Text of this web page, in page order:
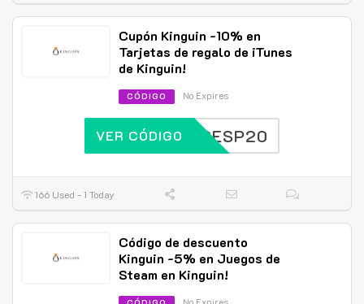
Cupón Kinguin -10% en
Tarjetas de regalo de iTunes
de Kinguin!
CÓDIGO No Expires
KGESP20
VER CÓDIGO
166 Used - 1 Today
Código de descuento
Kinguin -5% en Juegos de
Steam en Kinguin!